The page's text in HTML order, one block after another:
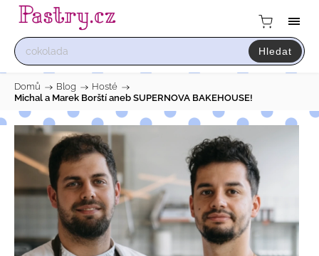
Hledat
Domů / Blog / Hosté /
Michal a Marek Borští aneb SUPERNOVA BAKEHOUSE!